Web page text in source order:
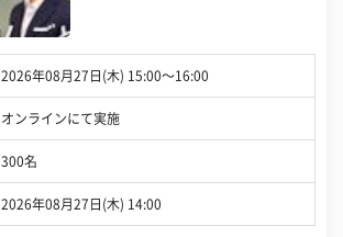
2026年08月27日(木) 15:00〜16:00
オンラインにて実施
300名
2026年08月27日(木) 14:00